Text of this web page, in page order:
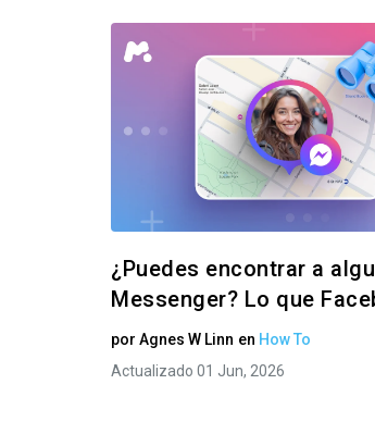
¿Puedes encontrar a
Messenger? Lo que
porAgnes W Linn en How To
Actualizado 01 Jun, 2026